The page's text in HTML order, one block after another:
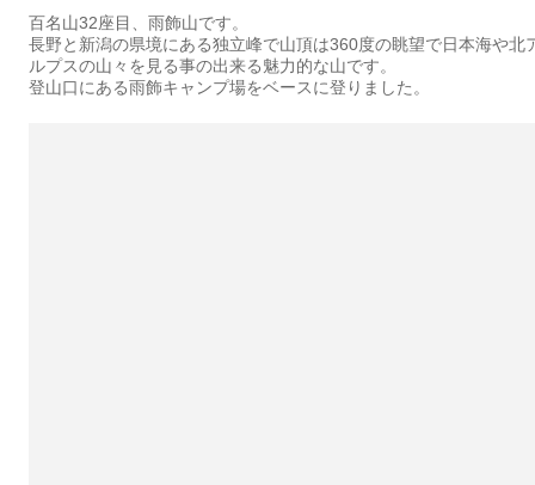
百名山32座目、雨飾山です。
長野と新潟の県境にある独立峰で山頂は360度の眺望で日本海や北
ルプスの山々を見る事の出来る魅力的な山です。
登山口にある雨飾キャンプ場をベースに登りました。